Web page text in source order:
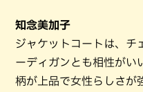
知念美加子
ジャケットコートは、チ
ーディガンとも相性がい
柄が上品で女性らしさが